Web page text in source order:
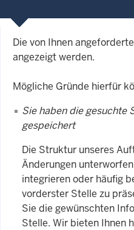
Die von Ihnen
angezeigt werden.
Mögliche Gründe hierfür
Sie haben die gesuchte
gespeichert
Die Struktur unseres
Änderungen
integrieren oder häufig
vorderster Stelle zu
Sie die gewünschten
Stelle. Wir bieten Ihnen